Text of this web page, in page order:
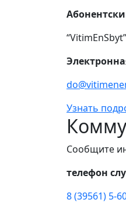
Узнать
Сообщите
телефон
8 (39561) 5-